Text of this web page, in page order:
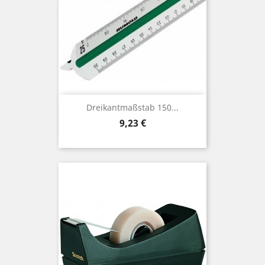
Dreikantmaßstab 150...
Preis
9,23 €